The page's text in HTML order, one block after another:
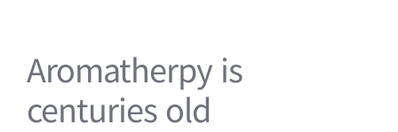
Aromatherpy is
centuries old